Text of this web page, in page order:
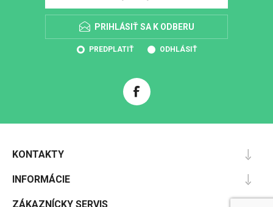
PRIHLÁSIŤ SA K ODBERU
PREDPLATIŤ ODHLÁSIŤ
KONTAKTY
INFORMÁCIE
ZÁKAZNÍCKY SERVIS